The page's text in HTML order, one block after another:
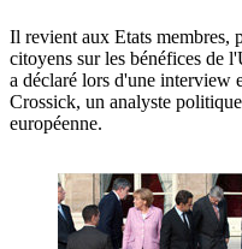
Il revient aux Etats membres,
citoyens sur les bénéfices de
a déclaré lors d'une
Crossick, un analyste
européenne.